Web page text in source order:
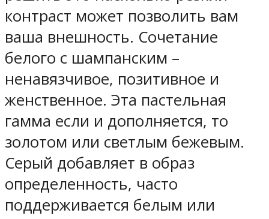
контраст может позволить вам
ваша внешность. Сочетание
белого с шампанским –
ненавязчивое, позитивное и
женственное. Эта пастельная
гамма если и дополняется, то
золотом или светлым бежевым.
Серый добавляет в образ
определенность, часто
поддерживается белым или